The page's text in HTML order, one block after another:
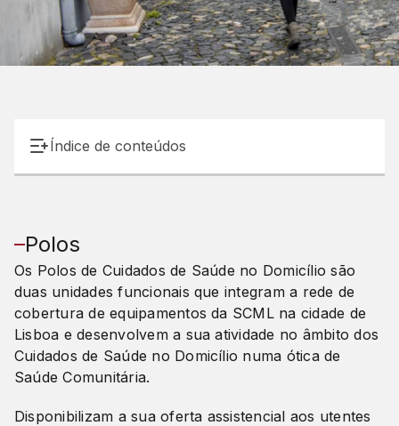
Índice de conteúdos
Polos
Os Polos de Cuidados de Saúde no Domicílio são
duas unidades funcionais que integram a rede de
cobertura de equipamentos da SCML na cidade de
Lisboa e desenvolvem a sua atividade no âmbito dos
Cuidados de Saúde no Domicílio numa ótica de
Saúde Comunitária.
Disponibilizam a sua oferta assistencial aos utentes